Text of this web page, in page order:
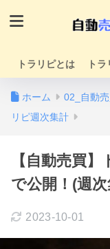
トラリピとは ト
ホーム 02_自動
リピ週次集計
【自動売買
で公開！(週次
2023-10-01